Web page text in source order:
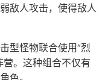
敌人攻击，使得敌人
型怪物联合使用“烈
。这种组合不仅有